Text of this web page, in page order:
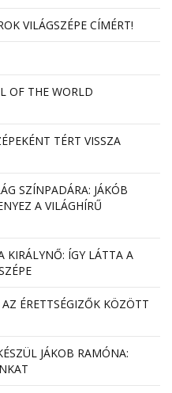
VILÁGSZÉPE CÍMÉRT!
OF THE WORLD
TÉRT VISSZA
SZÍNPADÁRA: JÁKÓB
A VILÁGHÍRŰ
KIRÁLYNŐ: ÍGY LÁTTA A
ÉRETTSÉGIZŐK KÖZÖTT
JÁKOB RAMÓNA: